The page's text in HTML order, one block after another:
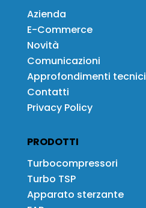
Azienda
E-Commerce
Novità
Comunicazioni
Approfondimenti tecnici
Contatti
Privacy Policy
PRODOTTI
Turbocompressori
Turbo TSP
Apparato sterzante